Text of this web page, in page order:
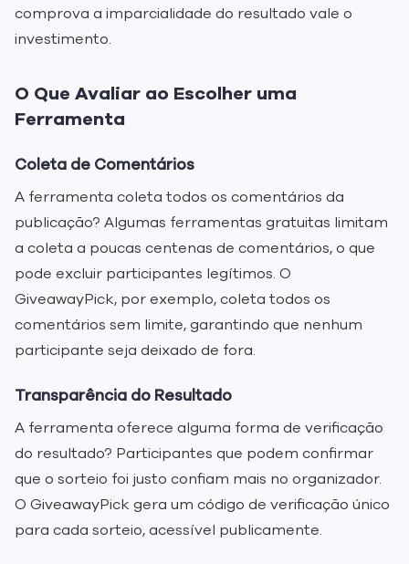
comprova a imparcialidade do resultado vale o
investimento.
O Que Avaliar ao Escolher uma
Ferramenta
Coleta de Comentários
A ferramenta coleta todos os comentários da
publicação? Algumas ferramentas gratuitas limitam
a coleta a poucas centenas de comentários, o que
pode excluir participantes legítimos. O
GiveawayPick, por exemplo, coleta todos os
comentários sem limite, garantindo que nenhum
participante seja deixado de fora.
Transparência do Resultado
A ferramenta oferece alguma forma de verificação
do resultado? Participantes que podem confirmar
que o sorteio foi justo confiam mais no organizador.
O GiveawayPick gera um código de verificação único
para cada sorteio, acessível publicamente.